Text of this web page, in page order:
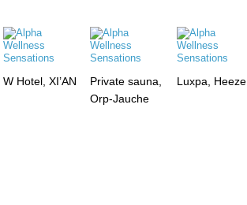
W Hotel, XI’AN
Private sauna,
Orp-Jauche
Luxpa, Heeze